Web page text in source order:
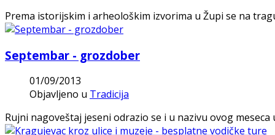
Prema istorijskim i arheološkim izvorima u Župi se na
Septembar - grozdober
01/09/2013
Objavljeno u Tradicija
Rujni nagoveštaj jeseni odrazio se i u nazivu ovog